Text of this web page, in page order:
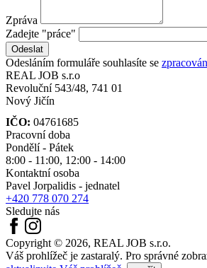
Zpráva
Zadejte "práce"
Odesláním formuláře souhlasíte se
REAL JOB s.r.o
Revoluční 543/48, 741 01
Nový Jičín
IČO: 04761685
Pracovní doba
Pondělí - Pátek
8:00 - 11:00, 12:00 - 14:00
Kontaktní osoba
Pavel Jorpalidis - jednatel
+420 778 070 274
Sledujte nás
Copyright © 2026, REAL JOB s.r.o.
Váš prohlížeč je zastaralý. Pro správné